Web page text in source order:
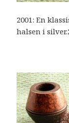
2001: En
halsen i